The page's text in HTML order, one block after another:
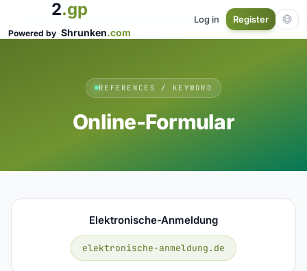
2.gp
Powered by Shrunken.com
Log in Register
REFERENCES / KEYWORD
Online-Formular
Elektronische-Anmeldung
elektronische-anmeldung.de